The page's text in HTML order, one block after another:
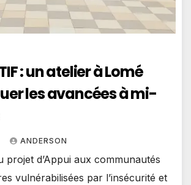
: un atelier à Lomé
les avancées à mi-
ANDERSON
projet d’Appui aux communautés
vulnérabilisées par l’insécurité et